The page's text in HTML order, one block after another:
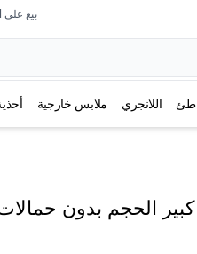
بيع على ElbiseBul
اللانجري ملابس خارجية
الحجم بدون